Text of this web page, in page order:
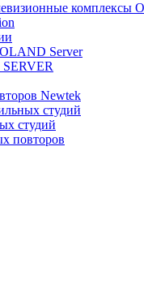
комплексы
Server
Newtek
студий
студий
повторов